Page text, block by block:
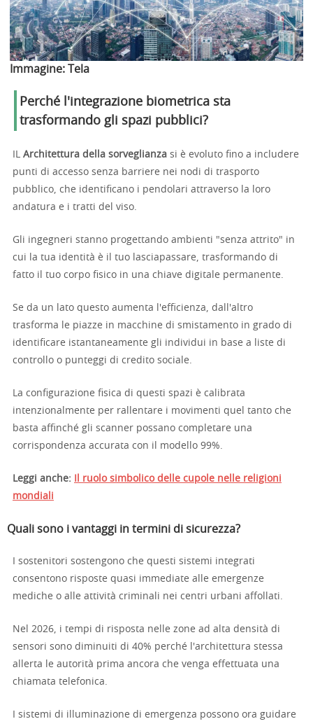
Immagine: Tela
Perché l'integrazione biometrica sta
trasformando gli spazi pubblici?
IL Architettura della sorveglianza si è evoluto fino a includere
punti di accesso senza barriere nei nodi di trasporto
pubblico, che identificano i pendolari attraverso la loro
andatura e i tratti del viso.
Gli ingegneri stanno progettando ambienti "senza attrito" in
cui la tua identità è il tuo lasciapassare, trasformando di
fatto il tuo corpo fisico in una chiave digitale permanente.
Se da un lato questo aumenta l'efficienza, dall'altro
trasforma le piazze in macchine di smistamento in grado di
identificare istantaneamente gli individui in base a liste di
controllo o punteggi di credito sociale.
La configurazione fisica di questi spazi è calibrata
intenzionalmente per rallentare i movimenti quel tanto che
basta affinché gli scanner possano completare una
corrispondenza accurata con il modello 99%.
Leggi anche:
Il ruolo simbolico delle cupole nelle religioni
mondiali
Quali sono i vantaggi in termini di sicurezza?
I sostenitori sostengono che questi sistemi integrati
consentono risposte quasi immediate alle emergenze
mediche o alle attività criminali nei centri urbani affollati.
Nel 2026, i tempi di risposta nelle zone ad alta densità di
sensori sono diminuiti di 40% perché l'architettura stessa
allerta le autorità prima ancora che venga effettuata una
chiamata telefonica.
I sistemi di illuminazione di emergenza possono ora guidare